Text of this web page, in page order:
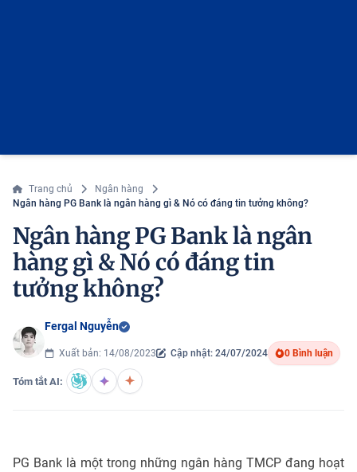
Trang chủ
Ngân hàng
Ngân hàng PG Bank là ngân hàng gì & Nó có đáng tin tưởng không?
Ngân hàng PG Bank là ngân
hàng gì & Nó có đáng tin
tưởng không?
Fergal Nguyễn
Xuất bản: 14/08/2023 Cập nhật: 24/07/2024 0 Bình luận
Tóm tắt AI:
PG Bank là một trong những ngân hàng TMCP đang hoạt